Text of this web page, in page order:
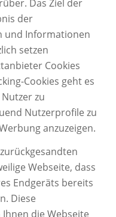
Das Ziel der
der
und Informationen
setzen
Cookies
Cookies geht es
zu
Nutzerprofile zu
anzuzeigen.
Webseite, dass
Endgeräts bereits
Diese
die Webseite